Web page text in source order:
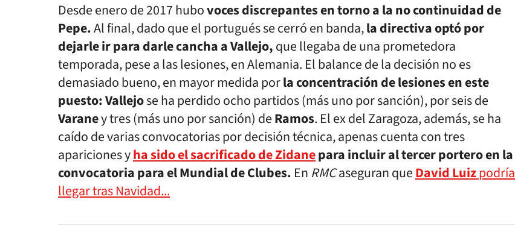
Desde enero de 2017 hubovoces discrepantes en torno a la no continuidad de
Pepe.Al final, dado que el portugués se cerró en banda,la directiva optó por
dejarle ir para darle cancha a Vallejo,que llegaba de una prometedora
temporada, pese a las lesiones, en Alemania. El balance de la decisión no es
demasiado bueno, en mayor medida porla concentración de lesiones en este
puesto: Vallejose ha perdido ocho partidos (más uno por sanción), por seis de
Varaney tres (más uno por sanción) deRamos. El ex del Zaragoza, además, se ha
caído de varias convocatorias por decisión técnica, apenas cuenta con tres
apariciones yha sido el sacrificado de Zidanepara incluir al tercer portero en la
convocatoria para el Mundial de Clubes. En RMCaseguran queDavid Luizpodría
llegar tras Navidad...